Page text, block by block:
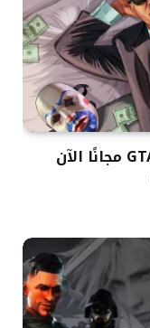
رسمياً: يمكنك لعب GTA Online مجانًا الآن